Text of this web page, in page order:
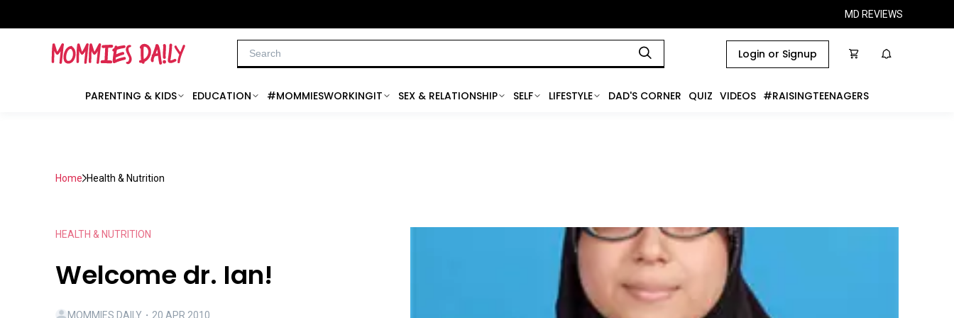
MD REVIEWS
Login or Signup
PARENTING & KIDS EDUCATION #MOMMIESWORKINGIT SEX & RELATIONSHIP SELF LIFESTYLE DAD'S CORNER QUIZ VIDEOS #RAISINGTEENAGERS
Home Health & Nutrition
HEALTH & NUTRITION
Welcome dr. Ian!
MOMMIES DAILY ・ 20 APR 2010